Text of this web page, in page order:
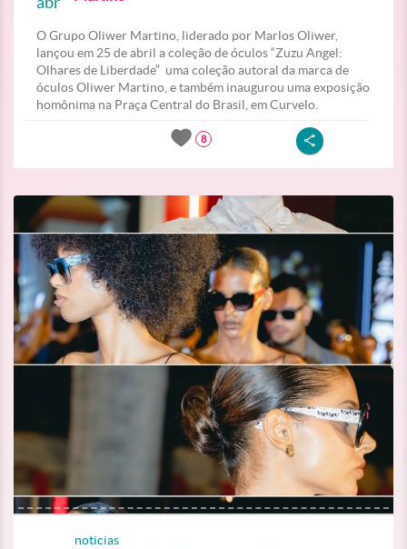
O Grupo Oliwer Martino, liderado por Marlos Oliwer,
lançou em 25 de abril a coleção de óculos “Zuzu Angel:
Olhares de Liberdade” uma coleção autoral da marca de
óculos Oliwer Martino, e também inaugurou uma exposição
homônima na Praça Central do Brasil, em Curvelo.
8
noticias